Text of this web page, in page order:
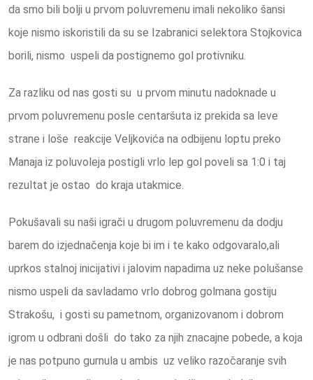
da smo bili bolji u prvom poluvremenu imali nekoliko šansi
koje nismo iskoristili da su se Izabranici selektora Stojkovica
borili, nismo uspeli da postignemo gol protivniku.
Za razliku od nas gosti su u prvom minutu nadoknade u
prvom poluvremenu posle centaršuta iz prekida sa leve
strane i loše reakcije Veljkovića na odbijenu loptu preko
Manaja iz poluvoleja postigli vrlo lep gol poveli sa 1:0 i taj
rezultat je ostao do kraja utakmice.
Pokušavali su naši igrači u drugom poluvremenu da dodju
barem do izjednačenja koje bi im i te kako odgovaralo,ali
uprkos stalnoj inicijativi i jalovim napadima uz neke polušanse
nismo uspeli da savladamo vrlo dobrog golmana gostiju
Strakošu, i gosti su pametnom, organizovanom i dobrom
igrom u odbrani došli do tako za njih znacajne pobede, a koja
je nas potpuno gurnula u ambis uz veliko razočaranje svih